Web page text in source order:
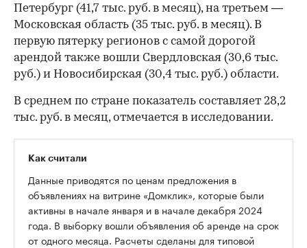
Петербург (41,7 тыс. руб. в месяц), на третьем —
Московская область (35 тыс. руб. в месяц). В
первую пятерку регионов с самой дорогой
арендой также вошли Свердловская (30,6 тыс.
руб.) и Новосибирская (30,4 тыс. руб.) области.
В среднем по стране показатель составляет 28,2
тыс. руб. в месяц, отмечается в исследовании.
Как считали
Данные приводятся по ценам предложения в
объявлениях на витрине «Домклик», которые были
активны в начале января и в начале декабря 2024
года. В выборку вошли объявления об аренде на срок
от одного месяца. Расчеты сделаны для типовой